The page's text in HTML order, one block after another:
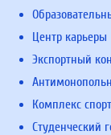
Центр карьеры
Экспортный
Комплекс
Студенческий